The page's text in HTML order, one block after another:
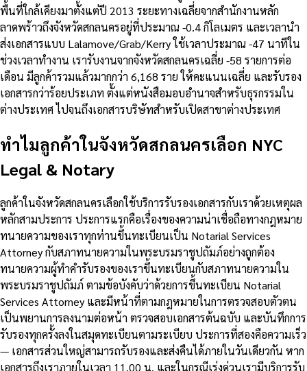
พื้นที่ใกล้เคียงมาตั้งแต่ปี 2013 ระยะทางเฉลี่ยจากสำนักงานหลัก
ลาดพร้าวถึงจังหวัดสกลนครอยู่ที่ประมาณ -0.4 กิโลเมตร และเวลานำ
ส่งเอกสารแบบ Lalamove/Grab/Kerry ใช้เวลาประมาณ -47 นาทีใน
ช่วงเวลาทำงาน เรารับงานจากจังหวัดสกลนครเฉลี่ย -58 รายการต่อ
เดือน มีลูกค้ารวมแล้วมากกว่า 6,168 ราย ให้คะแนนเฉลี่ย และรับรอง
เอกสารกว่าร้อยประเภท ตั้งแต่หนังสือมอบอำนาจสำหรับธุรกรรมใน
ต่างประเทศ ไปจนถึงเอกสารบริษัทสำหรับเปิดสาขาต่างประเทศ
ทำไมลูกค้าในจังหวัดสกลนครเลือก NYC
Legal & Notary
ลูกค้าในจังหวัดสกลนครเลือกใช้บริการรับรองเอกสารกับเราด้วยเหตุผล
หลักสามประการ ประการแรกคือเรื่องของความน่าเชื่อถือทางกฎหมาย
ทนายความของเราทุกท่านขึ้นทะเบียนเป็น Notarial Services
Attorney กับสภาทนายความในพระบรมราชูปถัมภ์อย่างถูกต้อง
ทนายความผู้ทำคำรับรองของเราขึ้นทะเบียนกับสภาทนายความใน
พระบรมราชูปถัมภ์ ตามข้อบังคับว่าด้วยการขึ้นทะเบียน Notarial
Services Attorney และมีหน้าที่ตามกฎหมายในการตรวจสอบตัวตน
เป็นพยานการลงนามต่อหน้า ตรวจสอบเอกสารต้นฉบับ และบันทึกการ
รับรองทุกครั้งลงในสมุดทะเบียนตามระเบียบ ประการที่สองคือความเร็ว
— เอกสารส่วนใหญ่สามารถรับรองและส่งคืนได้ภายในวันเดียวกัน หาก
เอกสารถึงเราภายในเวลา 11.00 น. และในกรณีเร่งด่วนเรามีบริการรับ